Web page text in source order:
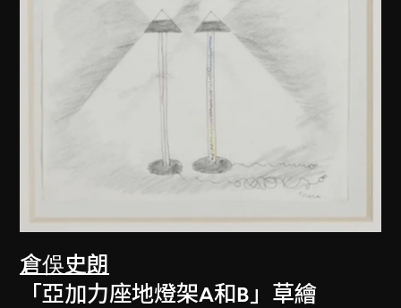
倉俁史朗
「亞加力座地燈架A和B」草繪